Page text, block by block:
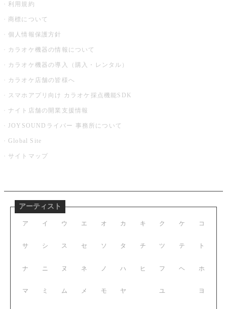
利用規約
商標について
個人情報保護方針
カラオケ機器の情報について
カラオケ機器の導入（購入・レンタル）
カラオケ店舗の皆様へ
スマホアプリ向け カラオケ採点機能SDK
ナイト店舗の開業支援情報
JOYSOUNDライバー 事務所について
Global Site
サイトマップ
アーティスト
ア イ ウ エ オ
サ シ ス セ ソ
ナ ニ ヌ ネ ノ
マ ミ ム メ モ
カ キ ク ケ コ
タ チ ツ テ ト
ハ ヒ フ ヘ ホ
ヤ ユ ヨ